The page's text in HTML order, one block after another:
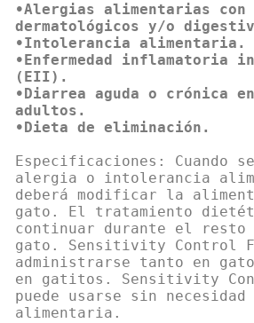
•Alergias alimentarias con
dermatológicos y/o
•Intolerancia alimentaria.
•Enfermedad inflamatoria
(EII).
•Diarrea aguda o crónica
adultos.
•Dieta de eliminación.
Especificaciones: Cuando
alergia o intolerancia
deberá modificar la
gato. El tratamiento
continuar durante el
gato. Sensitivity Control
administrarse tanto en
en gatitos. Sensitivity
puede usarse sin
alimentaria.